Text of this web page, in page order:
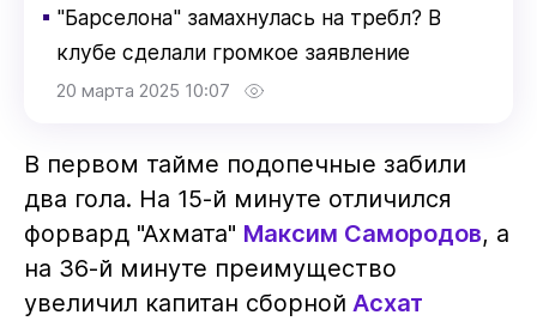
▪ "Барселона" замахнулась на требл? В
клубе сделали громкое заявление
20 марта 2025 10:07
В первом тайме подопечные забили
два гола. На 15-й минуте отличился
форвард "Ахмата" Максим Самородов, а
на 36-й минуте преимущество
увеличил капитан сборной Асхат